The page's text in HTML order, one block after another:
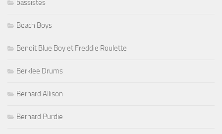
bassistes
Beach Boys
Benoit Blue Boy et Freddie Roulette
Berklee Drums
Bernard Allison
Bernard Purdie